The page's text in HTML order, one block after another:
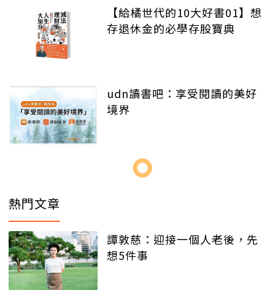
【給橘世代的10大好書01】想
存退休金的必學存股寶典
udn讀書吧：享受閱讀的美好
境界
熱門文章
譚敦慈：迎接一個人老後，先
想5件事